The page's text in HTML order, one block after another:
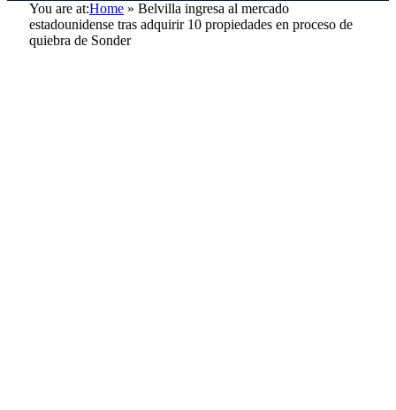
You are at:Home » Belvilla ingresa al mercado
estadounidense tras adquirir 10 propiedades en proceso de
quiebra de Sonder